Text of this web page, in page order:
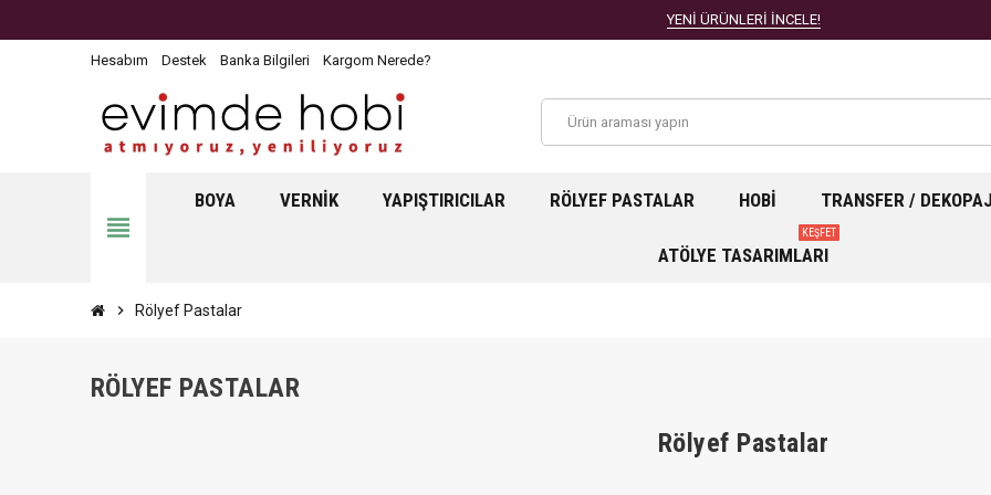
YENİ ÜRÜNLERİ İNCELE!
Hesabım Destek Banka Bilgileri Kargom Nerede?
view_headline
BOYA VERNIK YAPIŞTIRICILAR RÖLYEF PASTALAR HOBI TRANSFER / DEKOPAJ
ATÖLYE TASARIMLARI
KEŞFET
chevron_right Rölyef Pastalar
RÖLYEF PASTALAR
Rölyef Pastalar